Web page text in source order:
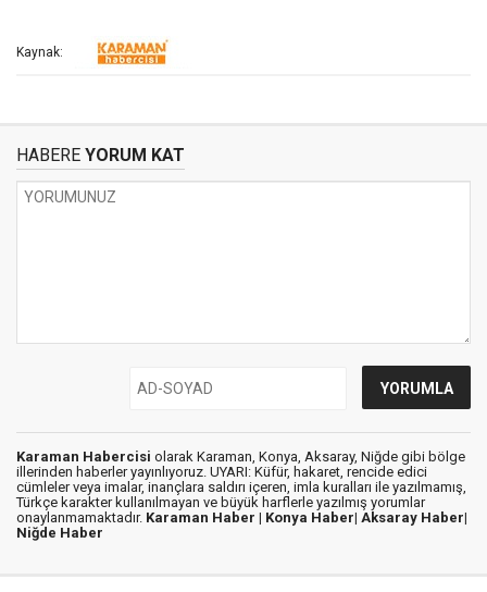
Kaynak:
HABERE YORUM KAT
Karaman Habercisi olarak Karaman, Konya, Aksaray, Niğde gibi bölge
illerinden haberler yayınlıyoruz. UYARI: Küfür, hakaret, rencide edici
cümleler veya imalar, inançlara saldırı içeren, imla kuralları ile yazılmamış,
Türkçe karakter kullanılmayan ve büyük harflerle yazılmış yorumlar
onaylanmamaktadır. Karaman Haber | Konya Haber| Aksaray Haber|
Niğde Haber